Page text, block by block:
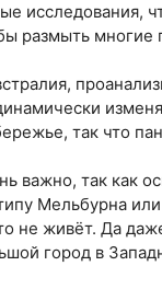
исследования,
размыть
так что
важно, так как
Мельбурна
не живёт. Да
город в